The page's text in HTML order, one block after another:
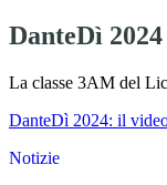
DanteDì 2024
La classe 3AM del
DanteDì 2024: il
Notizie